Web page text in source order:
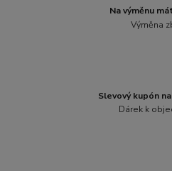
Na výměnu
Výměna
Slevový kupón
Dárek k